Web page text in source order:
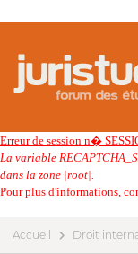
Erreur de session n�
La variable
dans la zone |root|.
Pour plus d'informations,
Accueil Droit